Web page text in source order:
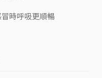
時呼吸更順暢